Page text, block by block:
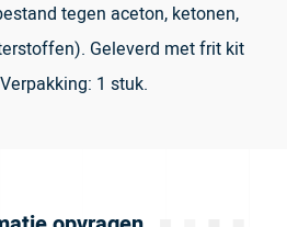
tegen aceton, ketonen,
Geleverd met frit kit
1 stuk.